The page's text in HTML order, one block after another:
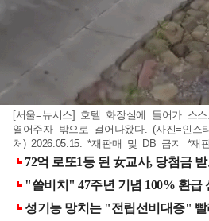
[서울=뉴시스] 호텔 화장실에 들어가 스
열어주자 밖으로 걸어나왔다. (사진=인스
처) 2026.05.15. *재판매 및 DB 금지 *재